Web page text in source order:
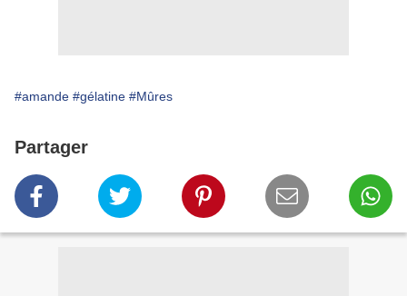
#amande #gélatine #Mûres
Partager